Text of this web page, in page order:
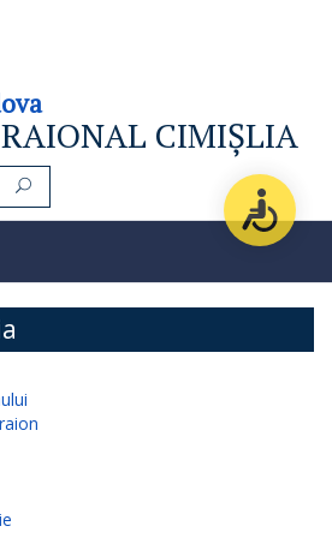
CIMIȘLIA